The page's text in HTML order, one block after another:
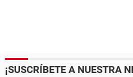
¡SUSCRÍBETE A NUESTRA